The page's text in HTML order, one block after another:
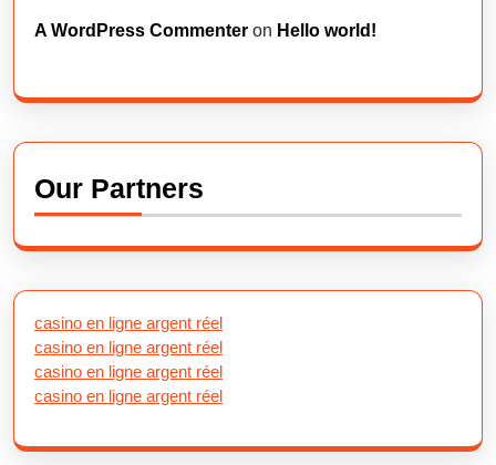
A WordPress Commenter on Hello world!
Our Partners
casino en ligne argent réel
casino en ligne argent réel
casino en ligne argent réel
casino en ligne argent réel